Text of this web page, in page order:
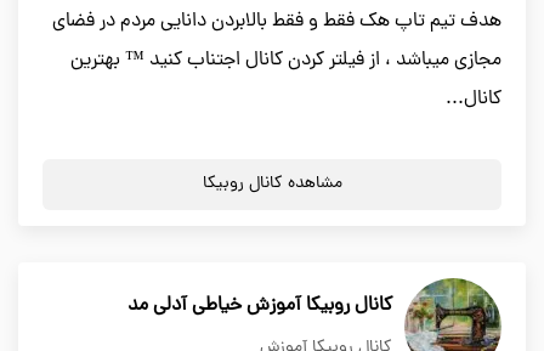
هدف تیم تاپ هک فقط و فقط بالابردن دانایی مردم در فضای
مجازی میباشد ، از فیلتر کردن کانال اجتناب کنید ™ بهترین
کانال...
مشاهده کانال روبیکا
کانال روبیکا آموزش خیاطی آدلی مد